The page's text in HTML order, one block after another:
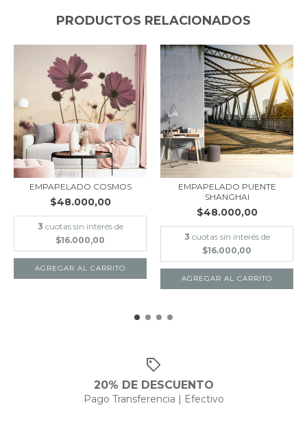
PRODUCTOS RELACIONADOS
EMPAPELADO COSMOS
$48.000,00
3 cuotas sin interés de
$16.000,00
AGREGAR AL CARRITO
EMPAPELADO PUENTE
SHANGHAI
$48.000,00
3 cuotas sin interés de
$16.000,00
AGREGAR AL CARRITO
20% DE DESCUENTO
Pago Transferencia | Efectivo